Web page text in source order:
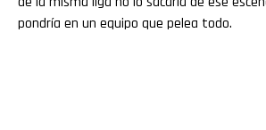
pondría en un equipo que pelea todo.